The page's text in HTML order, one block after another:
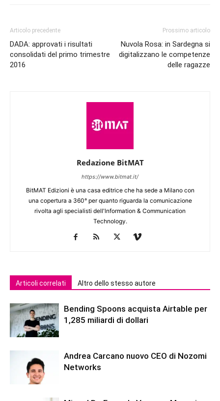
Articolo precedente
DADA: approvati i risultati
consolidati del primo trimestre
2016
Prossimo articolo
Nuvola Rosa: in Sardegna si
digitalizzano le competenze
delle ragazze
Redazione BitMAT
https://www.bitmat.it/
BitMAT Edizioni è una casa editrice che ha sede a Milano con
una copertura a 360° per quanto riguarda la comunicazione
rivolta agli specialisti dell'lnformation & Communication
Technology.
Articoli correlati Altro dello stesso autore
Bending Spoons acquista Airtable per
1,285 miliardi di dollari
Andrea Carcano nuovo CEO di Nozomi
Networks